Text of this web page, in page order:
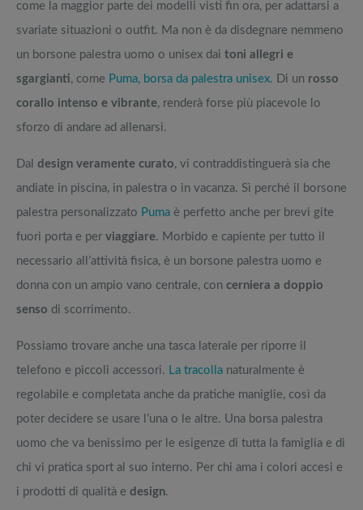
come la maggior parte dei modelli visti fin ora, per adattarsi a
svariate situazioni o outfit. Ma non è da disdegnare nemmeno
un borsone palestra uomo o unisex dai toni allegri e
sgargianti, come Puma, borsa da palestra unisex. Di un rosso
corallo intenso e vibrante, renderà forse più piacevole lo
sforzo di andare ad allenarsi.
Dal design veramente curato, vi contraddistinguerà sia che
andiate in piscina, in palestra o in vacanza. Sì perché il borsone
palestra personalizzato Puma è perfetto anche per brevi gite
fuori porta e per viaggiare. Morbido e capiente per tutto il
necessario all’attività fisica, è un borsone palestra uomo e
donna con un ampio vano centrale, con cerniera a doppio
senso di scorrimento.
Possiamo trovare anche una tasca laterale per riporre il
telefono e piccoli accessori. La tracolla naturalmente è
regolabile e completata anche da pratiche maniglie, così da
poter decidere se usare l’una o le altre. Una borsa palestra
uomo che va benissimo per le esigenze di tutta la famiglia e di
chi vi pratica sport al suo interno. Per chi ama i colori accesi e
i prodotti di qualità e design.